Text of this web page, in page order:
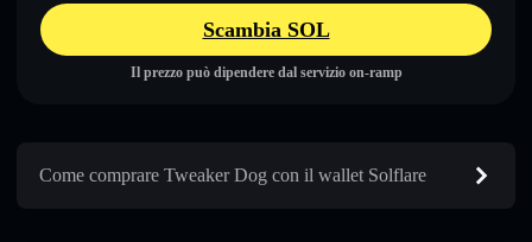
Scambia SOL
Il prezzo può dipendere dal servizio on-ramp
Come comprare Tweaker Dog con il wallet Solflare